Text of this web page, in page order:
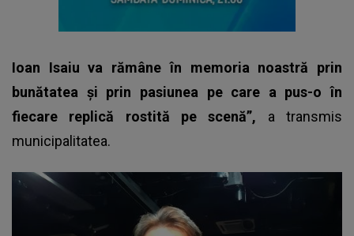
Ioan Isaiu va rămâne în memoria noastră prin
bunătatea și prin pasiunea pe care a pus-o în
fiecare replică rostită pe scenă”, a transmis
municipalitatea.